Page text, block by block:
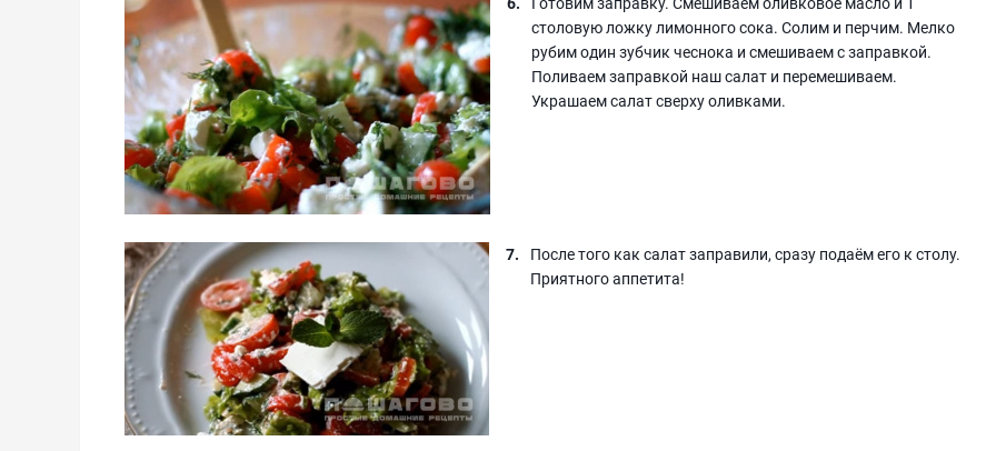
столовую ложку лимонного сока. Солим и перчим. Мелко
рубим один зубчик чеснока и смешиваем с заправкой.
Поливаем заправкой наш салат и перемешиваем.
Украшаем салат сверху оливками.
После того как салат заправили, сразу подаём его к столу.
Приятного аппетита!